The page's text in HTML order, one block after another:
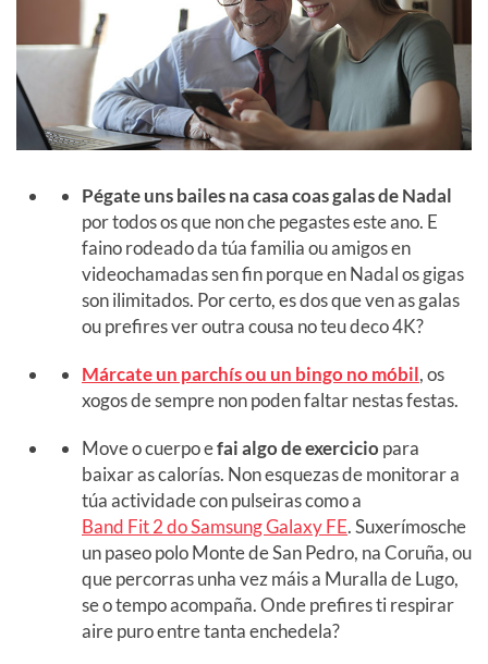
Pégate uns bailes na casa coas galas de Nadal
por todos os que non che pegastes este ano. E
faino rodeado da túa familia ou amigos en
videochamadas sen fin porque en Nadal os gigas
son ilimitados. Por certo, es dos que ven as galas
ou prefires ver outra cousa no teu deco 4K?
Márcate un parchís ou un bingo no móbil, os
xogos de sempre non poden faltar nestas festas.
Move o cuerpo efai algo de exercicio para
baixar as calorías. Non esquezas de monitorar a
túa actividade con pulseiras como a
Band Fit 2 do Samsung Galaxy FE. Suxerímosche
un paseo polo Monte de San Pedro, na Coruña, ou
que percorras unha vez máis a Muralla de Lugo,
se o tempo acompaña. Onde prefires ti respirar
aire puro entre tanta enchedela?